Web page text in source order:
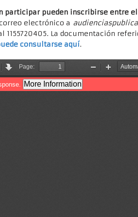
participar pueden inscribirse entre
electrónico a
1155720405. La documentación
consultarse aquí.